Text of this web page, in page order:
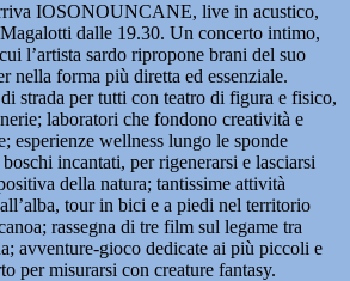
IOSONOUNCANE, live in acustico,
dalle 19.30. Un concerto intimo,
l’artista sardo ripropone brani del suo
nella forma più diretta ed essenziale.
strada per tutti con teatro di figura e fisico,
laboratori che fondono creatività e
esperienze wellness lungo le sponde
incantati, per rigenerarsi e lasciarsi
della natura; tantissime attività
tour in bici e a piedi nel territorio
rassegna di tre film sul legame tra
avventure-gioco dedicate ai più piccoli e
per misurarsi con creature fantasy.